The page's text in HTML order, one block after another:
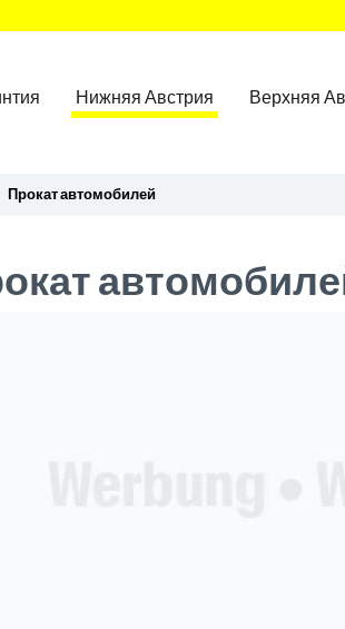
Нижняя Австрия Верхняя
Прокат автомобилей